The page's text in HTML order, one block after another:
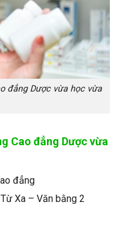
đẳng Dược vừa học vừa
Cao đẳng Dược vừa
đẳng
Xa – Văn bằng 2